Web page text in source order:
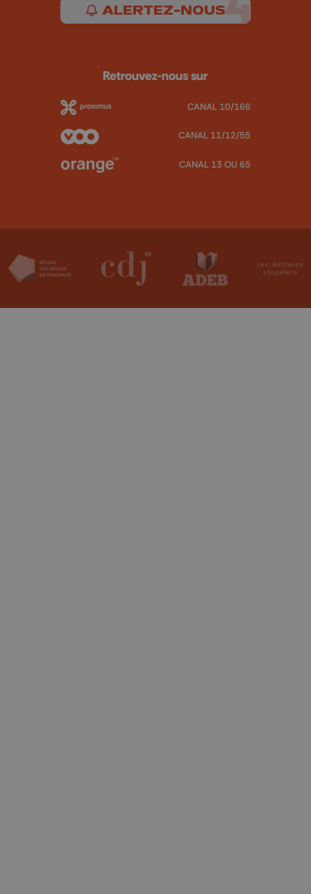
ALERTEZ-NOUS
Retrouvez-nous sur
CANAL 10/166
CANAL 11/12/55
CANAL 13 OU 65